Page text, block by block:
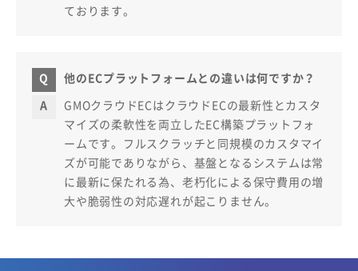
ております。
他のECプラットフォームとの違いは何ですか？
GMOクラウドECはクラウドECの最新性とカスタ
マイズの柔軟性を両立したEC構築プラットフォ
ームです。フルスクラッチと同規模のカスタマイ
ズが可能でありながら、基盤となるシステムは常
に最新に保たれる為、老朽化による保守費用の増
大や脆弱性の対応遅れが起こりません。